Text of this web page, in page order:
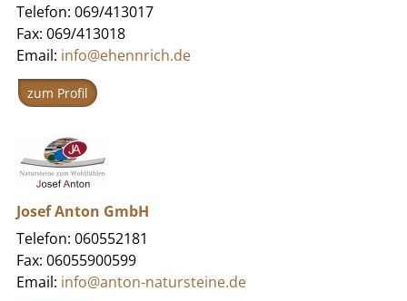
Telefon: 069/413017
Fax: 069/413018
Email: info@ehennrich.de
zum Profil
Josef Anton GmbH
Telefon: 060552181
Fax: 06055900599
Email: info@anton-natursteine.de